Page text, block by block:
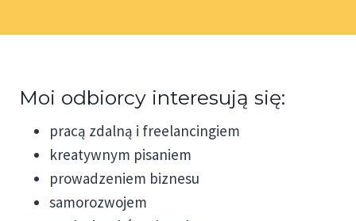
Moi odbiorcy interesują się:
pracą zdalną i freelancingiem
kreatywnym pisaniem
prowadzeniem biznesu
samorozwojem